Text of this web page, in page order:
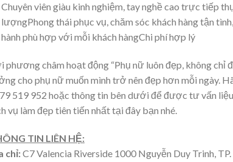
Chuyên viên giàu kinh nghiệm, tay nghề cao trực tiếp
lượngPhong thái phục vụ, chăm sóc khách hàng tận
hành phù hợp với mỗi khách hàngChi phí hợp lý
phương châm hoạt động “Phụ nữ luôn đẹp, không chỉ
cho phụ nữ muốn mình trở nên đẹp hơn mỗi ngày.
519 952 hoặc thông tin bên dưới để được tư vấn
vụ làm đẹp tiên tiến nhất tại đây bạn nhé.
TIN LIÊN HỆ:
chỉ:C7 Valencia Riverside 1000 Nguyễn Duy Trinh,